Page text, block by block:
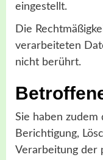
eingestellt.
Die
verarbeiteten
nicht berührt.
Sie haben zudem
Berichtigung,
Verarbeitung der